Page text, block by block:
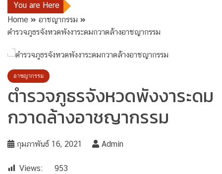
You are Here
Home
อาชญากรรม
ตำรวจภูธรจังหวดพังงาระดมกวาดล้างอาชญากรรม
อาชญากรรม
ตำรวจภูธรจังหวดพังงาระดม
กวาดล้างอาชญากรรม
กุมภาพันธ์ 16, 2021 Admin
Views: 953